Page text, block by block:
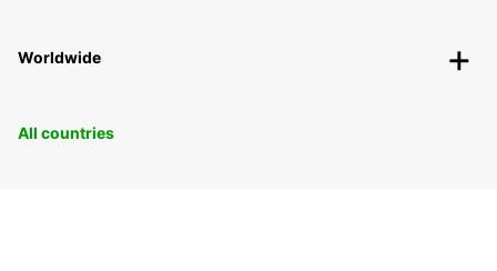
Worldwide
All countries